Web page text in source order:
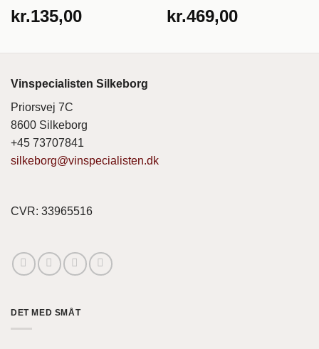
kr.135,00 kr.469,00
Vinspecialisten Silkeborg
Priorsvej 7C
8600 Silkeborg
+45 73707841
silkeborg@vinspecialisten.dk
CVR: 33965516
DET MED SMÅT